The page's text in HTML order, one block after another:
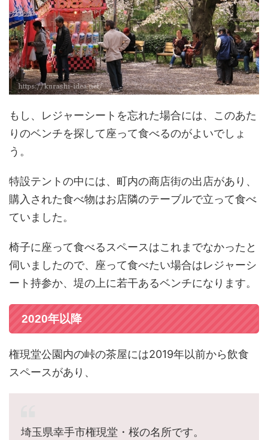
もし、レジャーシートを忘れた場合には、このあた
りのベンチを探して座って食べるのがよいでしょ
う。
特設テントの中には、町内の商店街の出店があり、
購入された食べ物はお店隣のテーブルで立って食べ
ていました。
椅子に座って食べるスペースはこれまでなかったと
伺いましたので、座って食べたい場合はレジャーシ
ート持参か、堤の上に若干あるベンチになります。
2020年以降
権現堂公園内の峠の茶屋には2019年以前から飲食
スペースがあり、
埼玉県幸手市権現堂・桜の名所です。